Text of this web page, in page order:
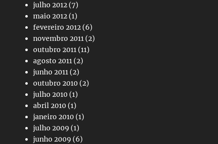
julho 2012 (7)
maio 2012 (1)
fevereiro 2012 (6)
novembro 2011 (2)
outubro 2011 (11)
agosto 2011 (2)
junho 2011 (2)
outubro 2010 (2)
julho 2010 (1)
abril 2010 (1)
janeiro 2010 (1)
julho 2009 (1)
junho 2009 (6)